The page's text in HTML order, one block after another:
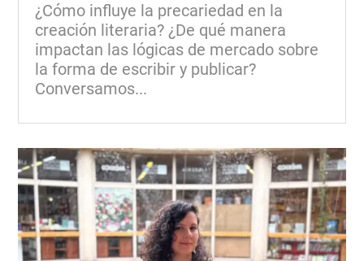
¿Cómo influye la precariedad en la
creación literaria? ¿De qué manera
impactan las lógicas de mercado sobre
la forma de escribir y publicar?
Conversamos...